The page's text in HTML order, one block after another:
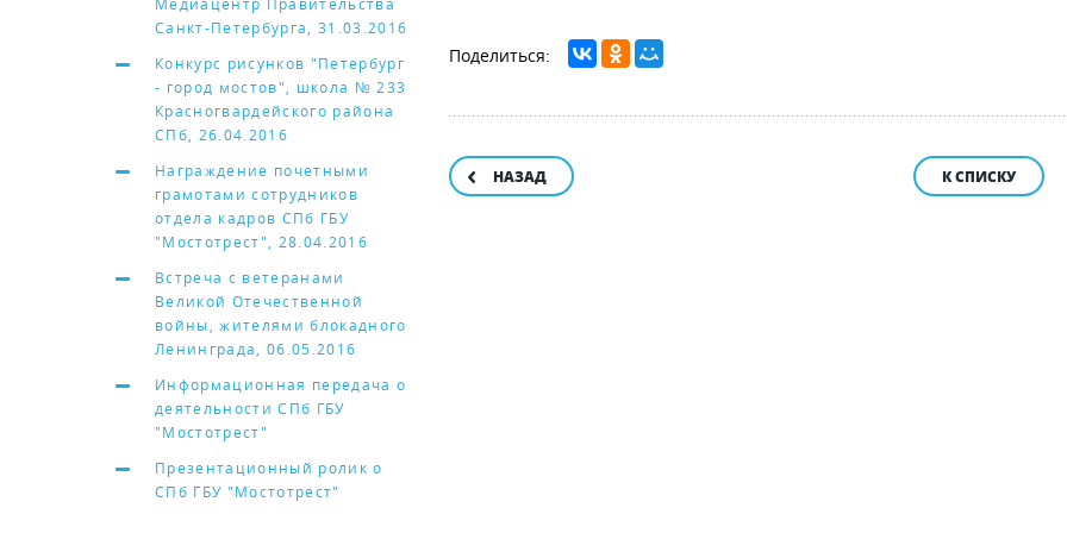
Санкт-Петербурга, 31.03.2016
Конкурс рисунков "Петербург
- город мостов", школа № 233
Красногвардейского района
СПб, 26.04.2016
Награждение почетными
грамотами сотрудников
отдела кадров СПб ГБУ
"Мостотрест", 28.04.2016
Встреча с ветеранами
Великой Отечественной
войны, жителями блокадного
Ленинграда, 06.05.2016
Информационная передача о
деятельности СПб ГБУ
"Мостотрест"
Презентационный ролик о
СПб ГБУ "Мостотрест"
НАЗАД К СПИСКУ